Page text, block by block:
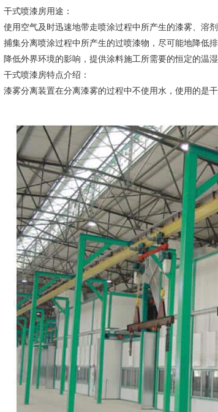
干式喷漆房用途：
使用空气及时迅速地带走喷涂过程中所产生的漆雾、溶
捕集分离喷涂过程中所产生的过喷漆物，尽可能地降低
降低外界环境的影响，提供涂料施工所需要的恒定的温
干式喷漆房特点介绍：
漆雾分离装置在分离漆雾的过程中不使用水，使用的是干